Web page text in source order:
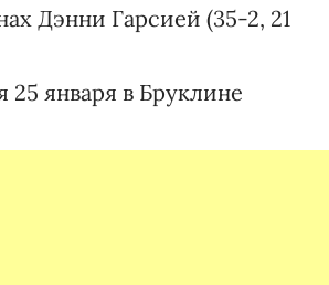
Дэнни Гарсией (35-2, 21
25 января в Бруклине